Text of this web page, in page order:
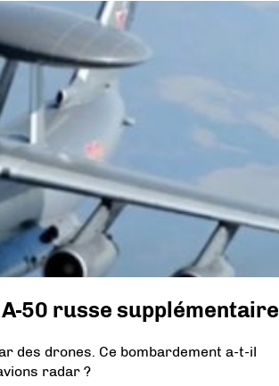
A-50 russe supplémentaire
des drones. Ce bombardement a-t-il
radar ?